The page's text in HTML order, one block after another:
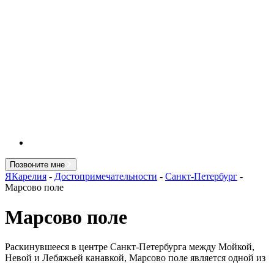
Позвоните мне
ЯКарелия - Достопримечательности - Санкт-Петербург -
Марсово поле
Марсово поле
Раскинувшееся в центре Санкт-Петербурга между Мойкой,
Невой и Лебяжьей канавкой, Марсово поле является одной из